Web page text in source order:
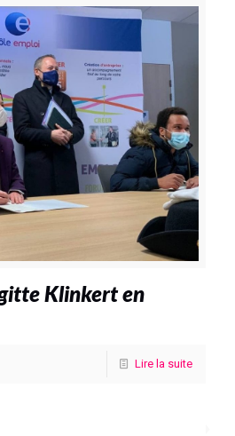
Klinkert en
Lire la suite